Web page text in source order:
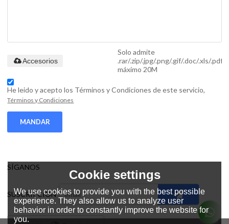
Solo admite
.rar/.zip/.jpg/.png/.gif/.doc/.xls/.pdf,
máximo 20M
Accesorios
He leido y acepto los Términos y Condiciones de este servicio,
Términos y Condiciones
MANDAR
SÍGANOS
SUSCRIPCIÓN
Cookie settings
We use cookies to provide you with the best possible
experience. They also allow us to analyze user
behavior in order to constantly improve the website for
you.